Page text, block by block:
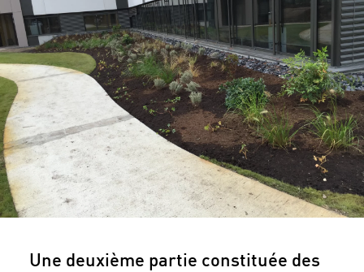
Une deuxième partie constituée des